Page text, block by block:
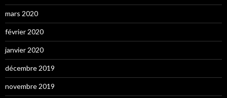
mars 2020
février 2020
janvier 2020
décembre 2019
novembre 2019